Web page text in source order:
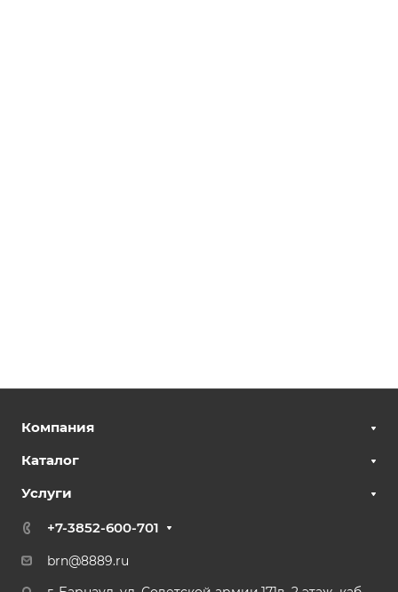
Компания
Каталог
Услуги
+7-3852-600-701
brn@8889.ru